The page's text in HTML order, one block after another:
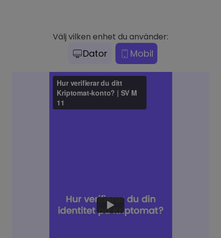
Välj vilken enhet du använder:
Dator Mobil